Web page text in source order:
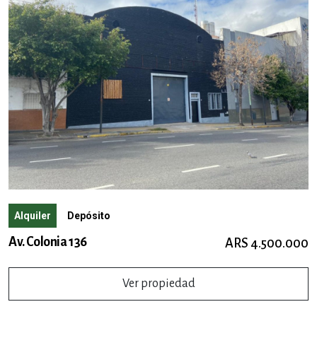
Alquiler Depósito
Av. Colonia 136 ARS 4.500.000
Ver propiedad